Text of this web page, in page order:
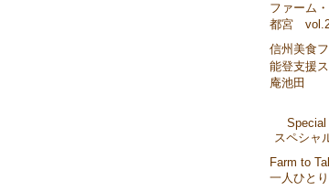
ファーム
都宮
信州美食
能登支援
庵池田
Special
スペシャ
Farm to
一人ひと